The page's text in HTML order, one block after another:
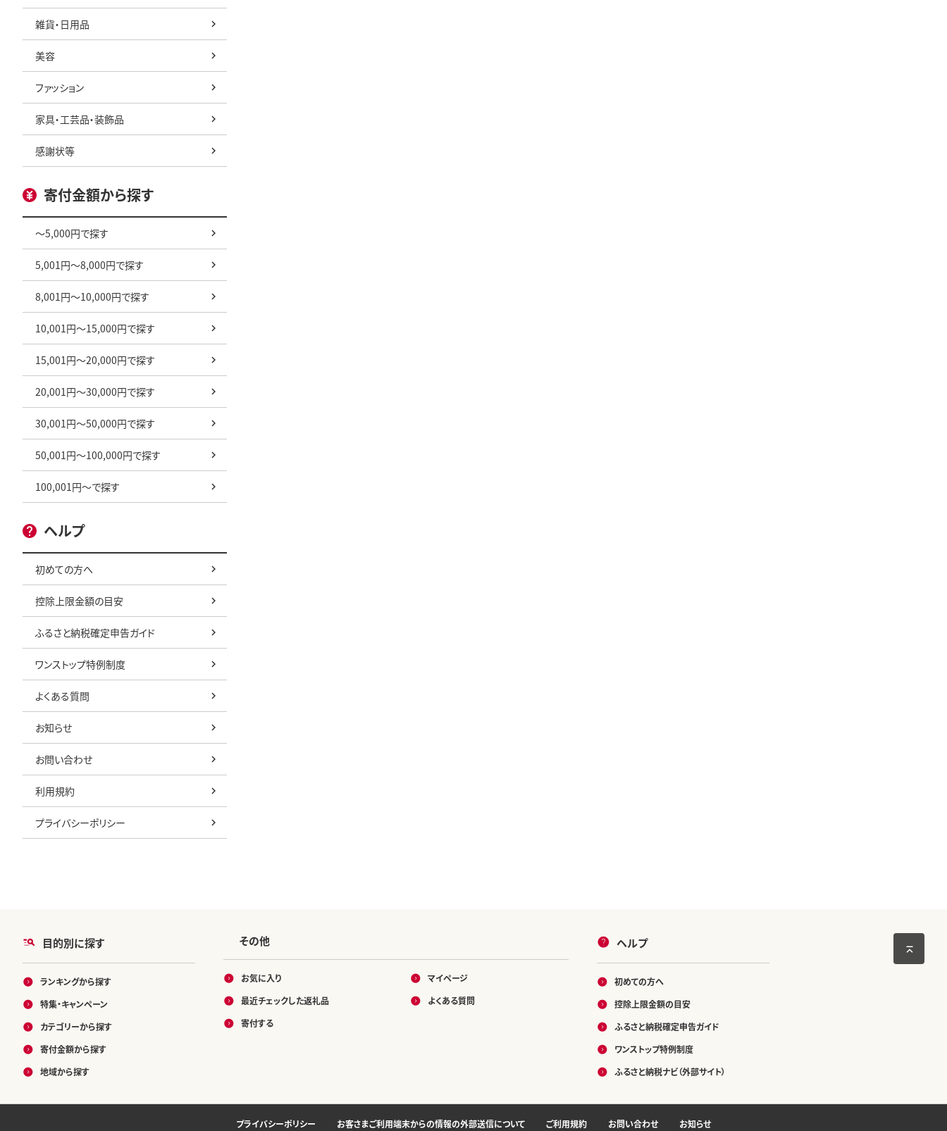
雑貨・日用品
美容
ファッション
家具・工芸品・装飾品
感謝状等
寄付金額から探す
～5,000円で探す
5,001円～8,000円で探す
8,001円～10,000円で探す
10,001円～15,000円で探す
15,001円～20,000円で探す
20,001円～30,000円で探す
30,001円～50,000円で探す
50,001円～100,000円で探す
100,001円～で探す
ヘルプ
初めての方へ
控除上限金額の目安
ふるさと納税確定申告ガイド
ワンストップ特例制度
よくある質問
お知らせ
お問い合わせ
利用規約
プライバシーポリシー
目的別に探す
ランキングから探す
特集・キャンペーン
カテゴリーから探す
寄付金額から探す
地域から探す
その他
お気に入り
最近チェックした返礼品
寄付する
マイページ
よくある質問
ヘルプ
初めての方へ
控除上限金額の目安
ふるさと納税確定申告ガイド
ワンストップ特例制度
ふるさと納税ナビ（外部サイト）
プライバシーポリシー お客さまご利用端末からの情報の外部送信について ご利用規約 お問い合わせ お知らせ